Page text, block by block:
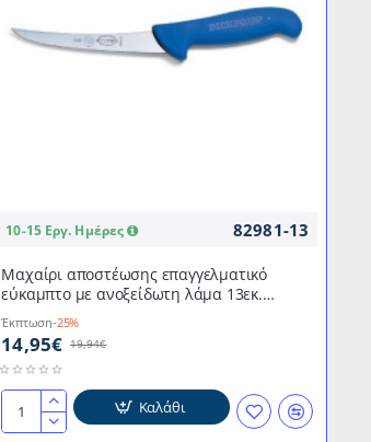
2K
DICK
10-15 Εργ. Ημέρες 82981-13
Μαχαίρι αποστέωσης επαγγελματικό
εύκαμπτο με ανοξείδωτη λάμα 13εκ.
καμπυλωτό Ergogrip DICK
Έκπτωση-25%
14,95€ 19,94€
Μαχαίρι
Καλάθι